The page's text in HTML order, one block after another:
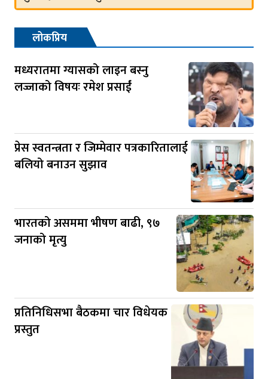
लोकप्रिय
मध्यरातमा ग्यासको लाइन बस्नु
लज्जाको विषयः रमेश प्रसाईं
प्रेस स्वतन्त्रता र जिम्मेवार पत्रकारितालाई
बलियो बनाउन सुझाव
भारतको असममा भीषण बाढी, ९७
जनाको मृत्यु
प्रतिनिधिसभा बैठकमा चार विधेयक
प्रस्तुत